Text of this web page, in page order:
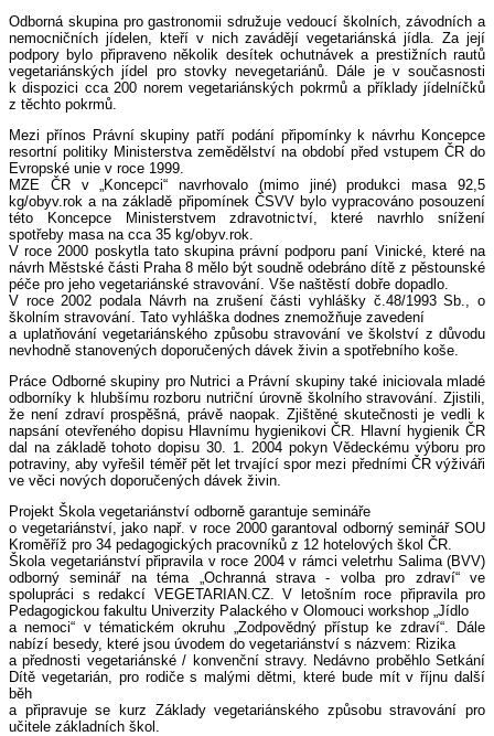
Odborná skupina pro gastronomii sdružuje vedoucí školních, závodních a
nemocničních jídelen, kteří v nich zavádějí vegetariánská jídla. Za její
podpory bylo připraveno několik desítek ochutnávek a prestižních rautů
vegetariánských jídel pro stovky nevegetariánů. Dále je v současnosti
k dispozici cca 200 norem vegetariánských pokrmů a příklady jídelníčků
z těchto pokrmů.
Mezi přínos Právní skupiny patří podání připomínky k návrhu Koncepce
resortní politiky Ministerstva zemědělství na období před vstupem ČR do
Evropské unie v roce 1999.
MZE ČR v „Koncepci“ navrhovalo (mimo jiné) produkci masa 92,5
kg/obyv.rok a na základě připomínek ČSVV bylo vypracováno posouzení
této Koncepce Ministerstvem zdravotnictví, které navrhlo snížení
spotřeby masa na cca 35 kg/obyv.rok.
V roce 2000 poskytla tato skupina právní podporu paní Vinické, které na
návrh Městské části Praha 8 mělo být soudně odebráno dítě z pěstounské
péče pro jeho vegetariánské stravování. Vše naštěstí dobře dopadlo.
V roce 2002 podala Návrh na zrušení části vyhlášky č.48/1993 Sb., o
školním stravování. Tato vyhláška dodnes znemožňuje zavedení
a uplatňování vegetariánského způsobu stravování ve školství z důvodu
nevhodně stanovených doporučených dávek živin a spotřebního koše.
Práce Odborné skupiny pro Nutrici a Právní skupiny také iniciovala mladé
odborníky k hlubšímu rozboru nutriční úrovně školního stravování. Zjistili,
že není zdraví prospěšná, právě naopak. Zjištěné skutečnosti je vedli k
napsání otevřeného dopisu Hlavnímu hygienikovi ČR. Hlavní hygienik ČR
dal na základě tohoto dopisu 30. 1. 2004 pokyn Vědeckému výboru pro
potraviny, aby vyřešil téměř pět let trvající spor mezi předními ČR výživáři
ve věci nových doporučených dávek živin.
Projekt Škola vegetariánství odborně garantuje semináře
o vegetariánství, jako např. v roce 2000 garantoval odborný seminář SOU
Kroměříž pro 34 pedagogických pracovníků z 12 hotelových škol ČR.
Škola vegetariánství připravila v roce 2004 v rámci veletrhu Salima (BVV)
odborný seminář na téma „Ochranná strava - volba pro zdraví“ ve
spolupráci s redakcí VEGETARIAN.CZ. V letošním roce připravila pro
Pedagogickou fakultu Univerzity Palackého v Olomouci workshop „Jídlo
a nemoci“ v tématickém okruhu „Zodpovědný přístup ke zdraví“. Dále
nabízí besedy, které jsou úvodem do vegetariánství s názvem: Rizika
a přednosti vegetariánské / konvenční stravy. Nedávno proběhlo Setkání
Dítě vegetarián, pro rodiče s malými dětmi, které bude mít v říjnu další
běh
a připravuje se kurz Základy vegetariánského způsobu stravování pro
učitele základních škol.